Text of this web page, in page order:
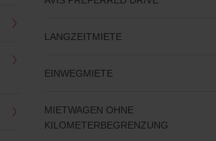
LANGZEITMIETE
EINWEGMIETE
MIETWAGEN OHNE
KILOMETERBEGRENZUNG